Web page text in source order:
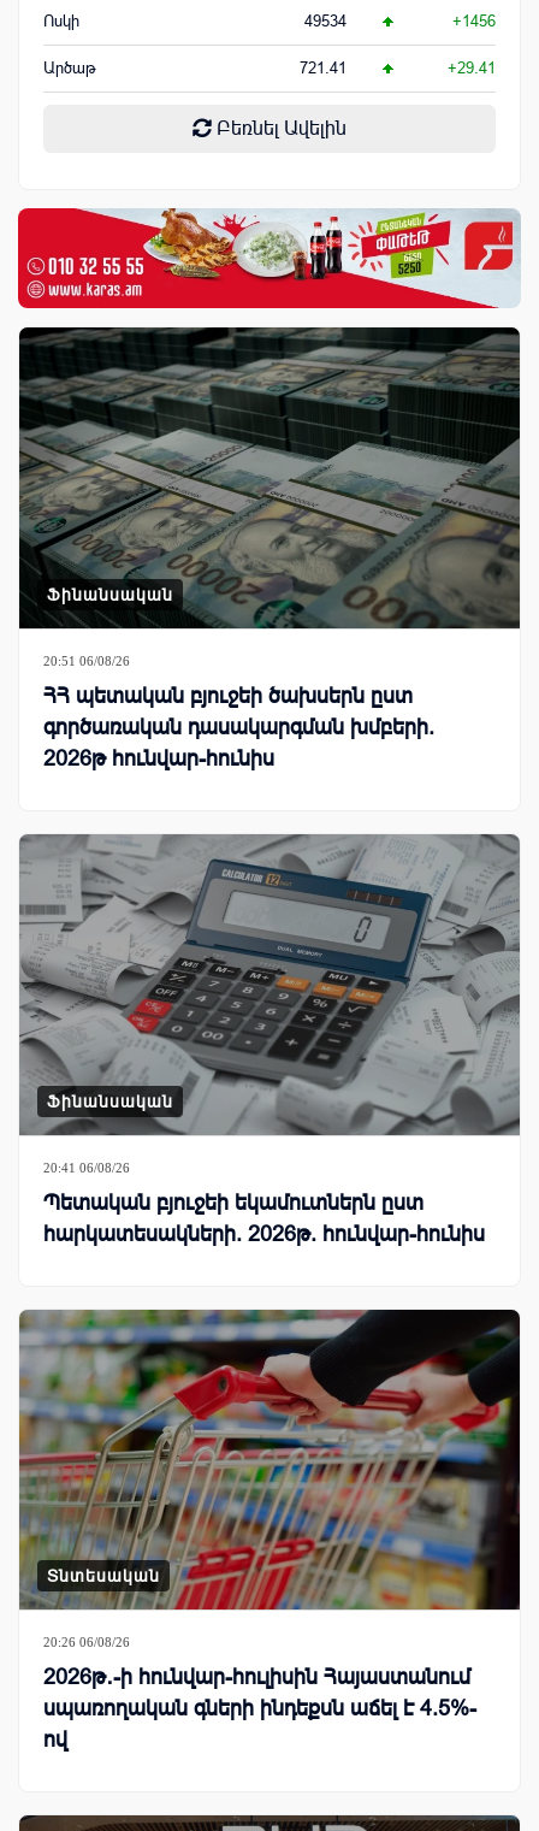
Ոսկի 49534 +1456
Արծաթ 721.41 +29.41
Բեռնել Ավելին
Ֆինանսական
20:51 06/08/26
ՀՀ պետական բյուջեի ծախսերն ըստ
գործառական դասակարգման խմբերի.
2026թ հունվար-հունիս
Ֆինանսական
20:41 06/08/26
Պետական բյուջեի եկամուտներն ըստ
հարկատեսակների. 2026թ. հունվար-հունիս
Տնտեսական
20:26 06/08/26
2026թ․-ի հունվար-հուլիսին Հայաստանում
սպառողական գների ինդեքսն աճել է 4.5%-
ով